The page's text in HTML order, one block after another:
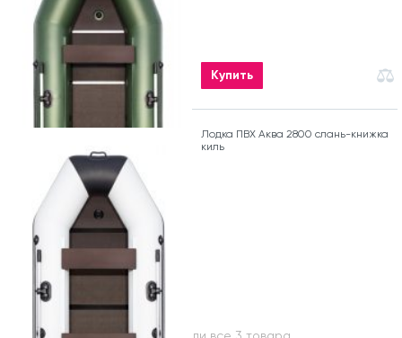
Купить
Лодка ПВХ Аква 2800 слань-книжка
киль